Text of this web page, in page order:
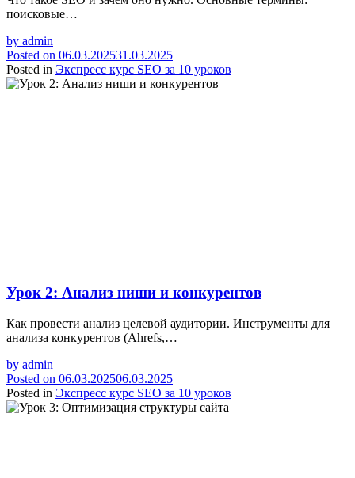
поисковые…
by admin
Posted on 06.03.202531.03.2025
Posted in Экспресс курс SEO за 10 уроков
Урок 2: Анализ ниши и конкурентов
Как провести анализ целевой аудитории. Инструменты для
анализа конкурентов (Ahrefs,…
by admin
Posted on 06.03.202506.03.2025
Posted in Экспресс курс SEO за 10 уроков